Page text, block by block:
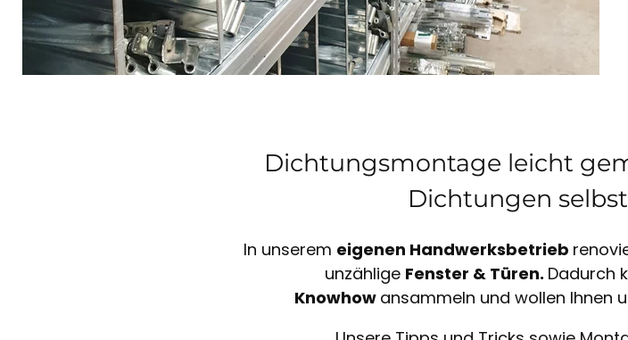
Dichtungsmontage leicht
Dichtungen
In unserem eigenen Handwerksbetrieb
unzählige Fenster & Türen. Dadurch
Knowhow ansammeln und wollen Ihnen